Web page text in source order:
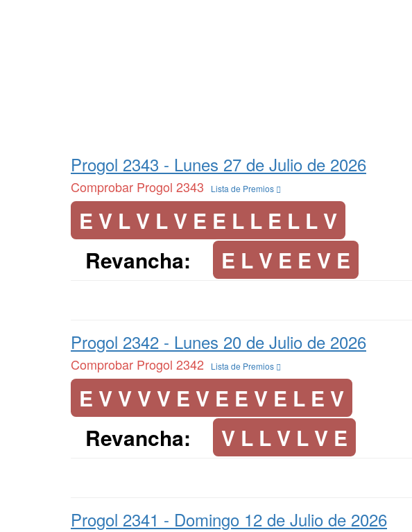
Progol 2343 - Lunes 27 de Julio de 2026
Comprobar Progol 2343 Lista de Premios
E V L V L V E E L L E L L V
Revancha:
E L V E E V E
Progol 2342 - Lunes 20 de Julio de 2026
Comprobar Progol 2342 Lista de Premios
E V V V V E V E E V E L E V
Revancha:
V L L V L V E
Progol 2341 - Domingo 12 de Julio de 2026